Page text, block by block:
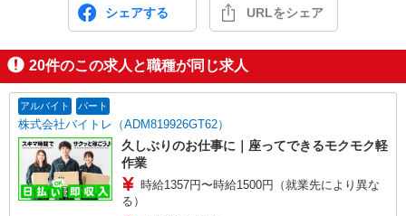
シェアする URLをシェア
20件のこの求人と職種が同じ求人
アルバイト パート
株式会社バイトレ（ADM819926GT62）
久しぶりのお仕事に｜座ってできるモクモク軽
作業
時給1357円〜時給1500円（就業先により異な
る）